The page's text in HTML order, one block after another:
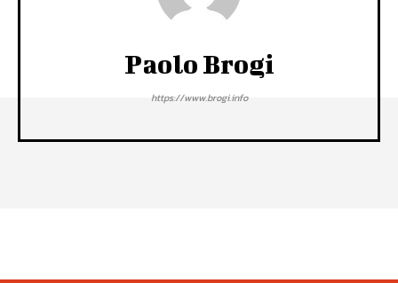
Paolo Brogi
https://www.brogi.info